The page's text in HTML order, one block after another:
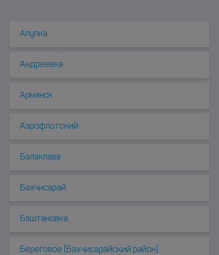
Алупка
Андреевка
Армянск
Аэрофлотский
Балаклава
Бахчисарай
Баштановка
Береговое (Бахчисарайский район)